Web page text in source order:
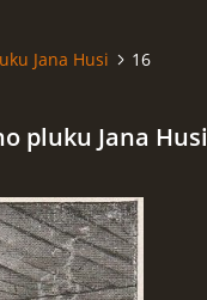
Jana Husi 16
pluku Jana Husi